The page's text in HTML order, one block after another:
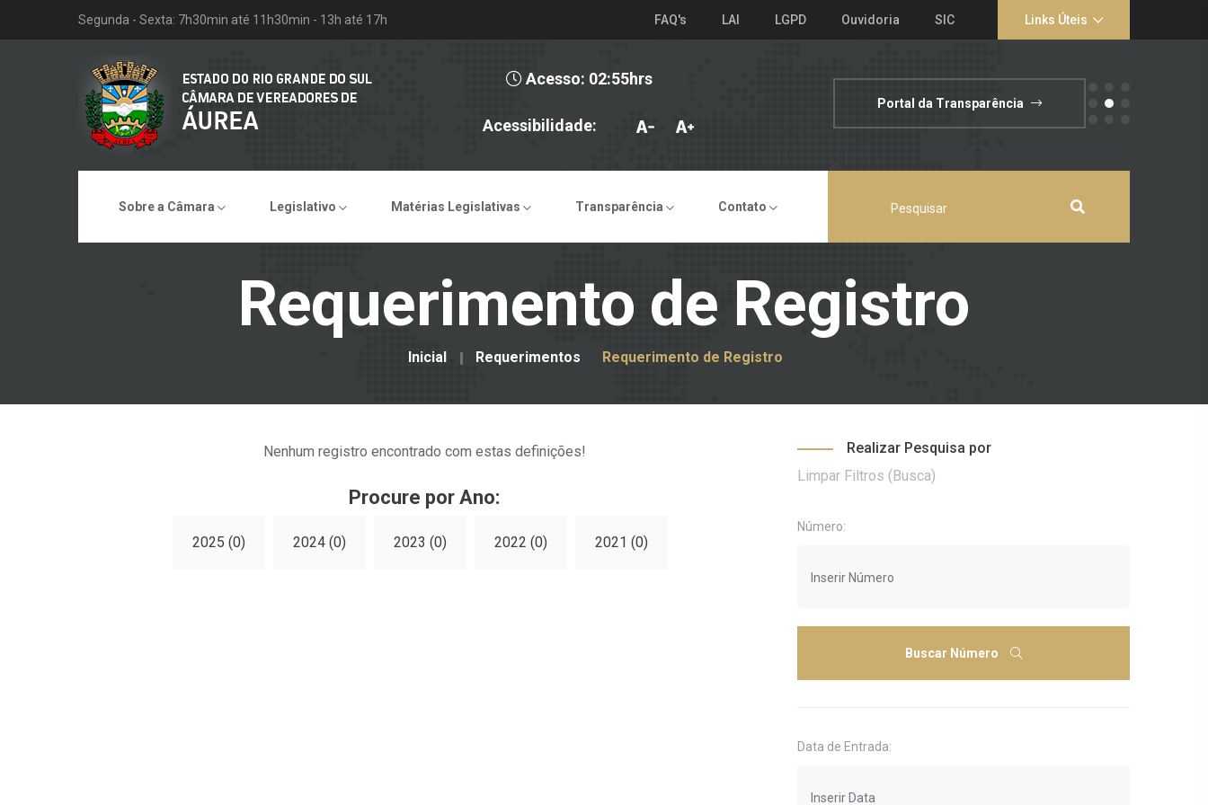
Segunda - Sexta: 7h30min até 11h30min - 13h até 17h FAQ's LAI LGPD Ouvidoria SIC Links Úteis
Acesso: 02:55hrs
Acessibilidade:
Portal da Transparência
Sobre a Câmara Legislativo Matérias Legislativas Transparência Contato
Requerimento de Registro
Inicial Requerimentos Requerimento de Registro
Nenhum registro encontrado com estas definições!
Procure por Ano:
2025 (0) 2024 (0) 2023 (0) 2022 (0) 2021 (0)
Realizar Pesquisa por
Limpar Filtros (Busca)
Número:
Buscar Número
Data de Entrada: